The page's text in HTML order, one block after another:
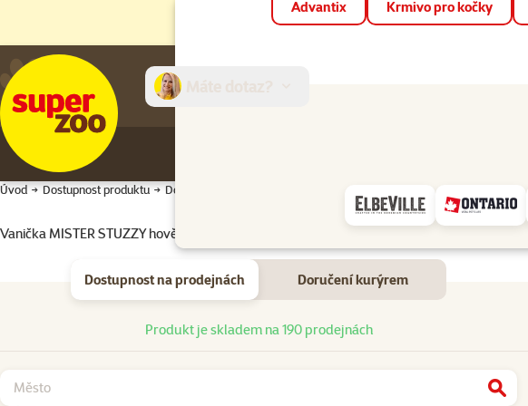
📱 Stáhněte
Advantix Krmivo pro kočky
Úvod Dostupnost produktu Dostupnost produktu
Vanička MISTER STUZZY hovězí 100g
Dostupnost na prodejnách Doručení kurýrem
Dostupnost na prodejnáchProdukt je skladem na 190 prodejnách
Najít